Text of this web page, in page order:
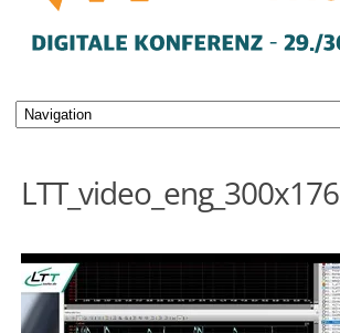
LTT_video_eng_300x176